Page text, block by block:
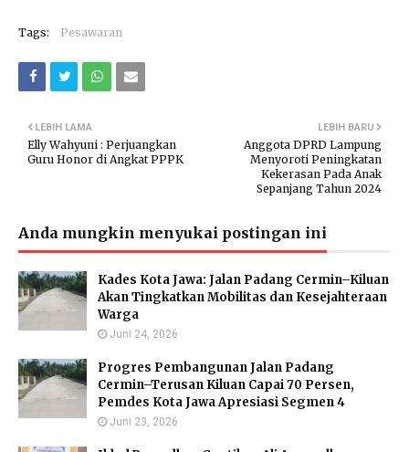
Tags: Pesawaran
LEBIH BARU
Anggota DPRD Lampung
Menyoroti Peningkatan
Kekerasan Pada Anak
Sepanjang Tahun 2024
LEBIH LAMA
Elly Wahyuni : Perjuangkan
Guru Honor di Angkat PPPK
Anda mungkin menyukai postingan ini
Kades Kota Jawa: Jalan Padang Cermin–Kiluan
Akan Tingkatkan Mobilitas dan Kesejahteraan
Warga
Juni 24, 2026
Progres Pembangunan Jalan Padang
Cermin–Terusan Kiluan Capai 70 Persen,
Pemdes Kota Jawa Apresiasi Segmen 4
Juni 23, 2026